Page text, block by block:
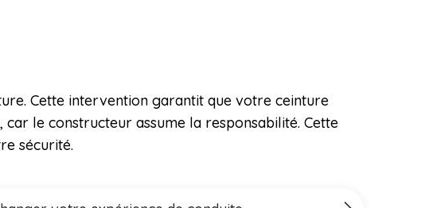
Cette intervention garantit que votre ceinture
le constructeur assume la responsabilité. Cette
sécurité.